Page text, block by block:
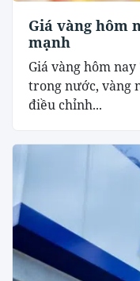
Giá vàng hôm
mạnh
Giá vàng hôm
trong nước, vàng
điều chỉnh...